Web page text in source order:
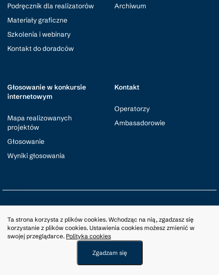
Podręcznik dla realizatorów
Materiały graficzne
Szkolenia i webinary
Kontakt do doradców
Archiwum
Głosowanie w konkursie
internetowym
Mapa realizowanych
projektów
Głosowanie
Wyniki głosowania
Kontakt
Operatorzy
Ambasadorowie
Polityka Cookies RODO
Ta strona korzysta z plików cookies. Wchodząc na nią, zgadzasz się
korzystanie z plików cookies. Ustawienia cookies możesz zmienić w
swojej przeglądarce. Polityka cookies
Zgadzam się